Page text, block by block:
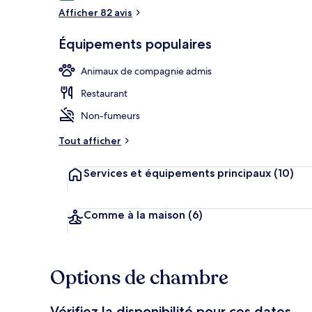
voyageurs
Afficher 82 avis
Équipements populaires
Animaux de compagnie admis
Restaurant
Non-fumeurs
Tout afficher
Services et équipements principaux (10)
Comme à la maison (6)
Options de chambre